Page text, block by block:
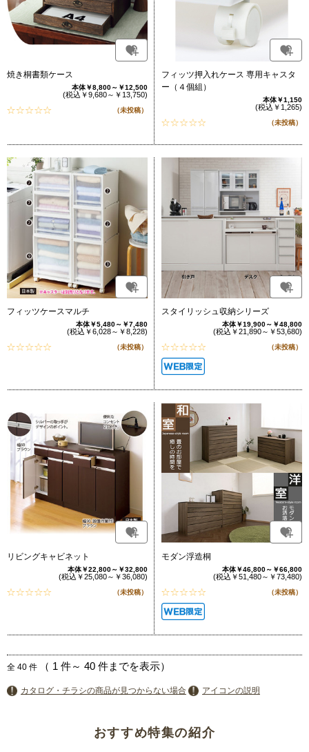
焼き桐書類ケース
本体￥8,800～￥12,500
(税込￥9,680～￥13,750)
（未投稿）
フィッツ押入れケース 専用キャスタ
ー（４個組）
本体￥1,150
(税込￥1,265)
（未投稿）
フィッツケースマルチ
本体￥5,480～￥7,480
(税込￥6,028～￥8,228)
（未投稿）
スタイリッシュ収納シリーズ
本体￥19,900～￥48,800
(税込￥21,890～￥53,680)
（未投稿）
リビングキャビネット
本体￥22,800～￥32,800
(税込￥25,080～￥36,080)
（未投稿）
モダン浮造桐
本体￥46,800～￥66,800
(税込￥51,480～￥73,480)
（未投稿）
全 40 件 （ 1 件～ 40 件までを表示）
カタログ・チラシの商品が見つからない場合 アイコンの説明
おすすめ特集の紹介